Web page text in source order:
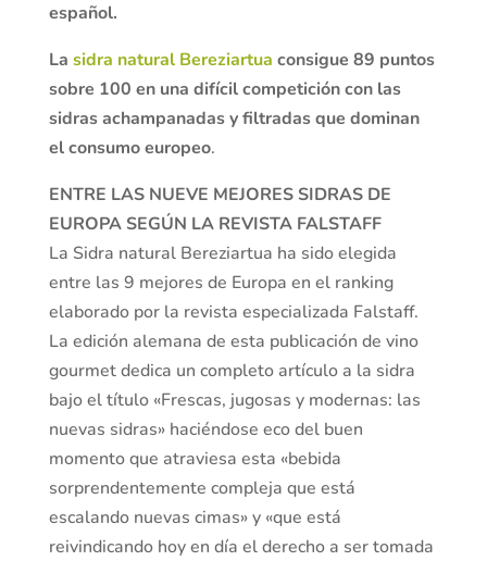
español.
La sidra natural Bereziartua consigue 89 puntos
sobre 100 en una difícil competición con las
sidras achampanadas y filtradas que dominan
el consumo europeo.
ENTRE LAS NUEVE MEJORES SIDRAS DE
EUROPA SEGÚN LA REVISTA FALSTAFF
La Sidra natural Bereziartua ha sido elegida
entre las 9 mejores de Europa en el ranking
elaborado por la revista especializada Falstaff.
La edición alemana de esta publicación de vino
gourmet dedica un completo artículo a la sidra
bajo el título «Frescas, jugosas y modernas: las
nuevas sidras» haciéndose eco del buen
momento que atraviesa esta «bebida
sorprendentemente compleja que está
escalando nuevas cimas» y «que está
reivindicando hoy en día el derecho a ser tomada